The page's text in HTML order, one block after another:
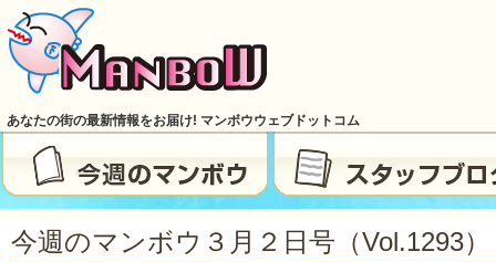
あなたの街の最新情報をお届け! マンボウウェブドットコム
今週のマンボウ３月２日号（vol.1293）